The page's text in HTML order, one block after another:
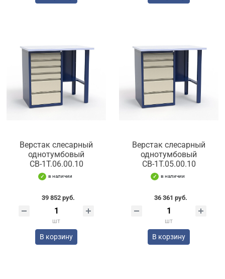
Верстак слесарный
однотумбовый
СВ-1Т.06.00.10
в наличии
39 852 руб.
шт
В корзину
Верстак слесарный
однотумбовый
СВ-1Т.05.00.10
в наличии
36 361 руб.
шт
В корзину